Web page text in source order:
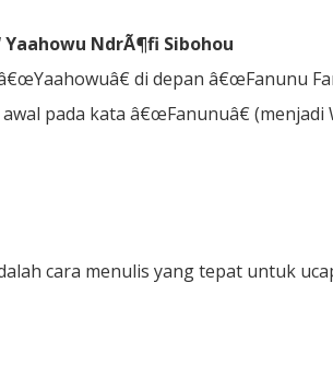
Yaahowu NdrÃ¶fi Sibohou
di depan â€œFanunu
pada kata â€œFanunuâ€
cara menulis yang tepat untuk